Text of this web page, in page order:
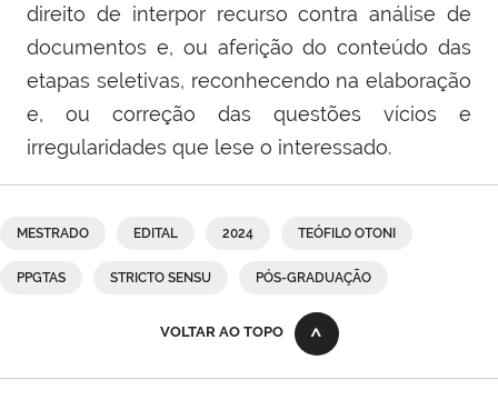
direito de interpor recurso contra análise de
documentos e, ou aferição do conteúdo das
etapas seletivas, reconhecendo na elaboração
e, ou correção das questões vícios e
irregularidades que lese o interessado.
MESTRADO EDITAL 2024 TEÓFILO OTONI
PPGTAS STRICTO SENSU PÓS-GRADUAÇÃO
VOLTAR AO TOPO